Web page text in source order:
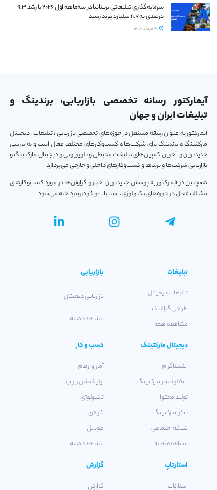
سرمایه‌گذاری تبلیغاتی بریتانیا در سه‌ماهه اول ۲۰۲۶ با رشد ۹.۳
درصدی به ۱۱.۷ میلیارد پوند رسید
آیمارکتور رسانه تخصصی بازاریابی، برندینگ و
تبلیغات ایران و جهان
آیمارکتور به عنوان رسانه مستقل در حوزه‌های تخصصی بازاریابی ، تبلیغات ، دیجیتال
مارکتینگ و برندینگ برای شرکت‌ها و کسب‌و‌کارهای مختلف فعال است و به بررسی
جدیدترین و آخرین کمپین‌های تبلیغات محیطی و تلویزیونی و دیجیتال مارکتینگ و
بازاریابی شرکت‌ها و برندها و کسب‌و‌کارهای داخلی و خارجی می‌پردازد.
همچنین در آیمارکتور به پوشش جدیدترین اخبار و گزارش‌ها در مورد کسب‌و‎کارهای
مختلف فعال در حوزه‌های تکنولوژی ، استارتاپ و خودرو پرداخته می‌شود.
تبلیغات
تبلیغات دیجیتال
طراحی گرافیک
مشاهده همه
بازاریابی
بازاریابی دیجیتال
مشاهده همه
دیجیتال مارکتینگ
اینستاگرام
اینفلوئنسر مارکتینگ
تولید محتوا
سئو مارکتینگ
شبکه اجتماعی
مشاهده همه
کسب و کار
آمار و ارقام
اپلیکیشن و وب
تکنولوژی
خودرو
موبایل
مشاهده همه
استارتاپ
استارتاپ
گزارش
گزارش